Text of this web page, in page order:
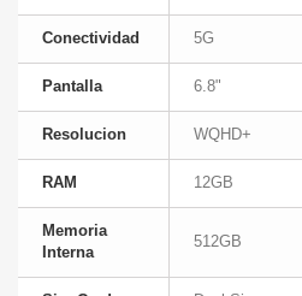
Conectividad 5G
Pantalla 6.8"
Resolucion WQHD+
RAM 12GB
Memoria
Interna
512GB